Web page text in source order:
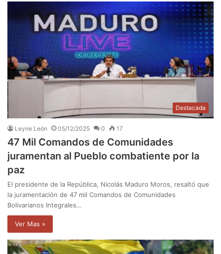
Destacada
Leyne León 05/12/2025 0 17
47 Mil Comandos de Comunidades
juramentan al Pueblo combatiente por la
paz
El presidente de la República, Nicolás Maduro Moros, resaltó que
la juramentación de 47 mil Comandos de Comunidades
Bolivarianos Integrales…
Ver Mas »